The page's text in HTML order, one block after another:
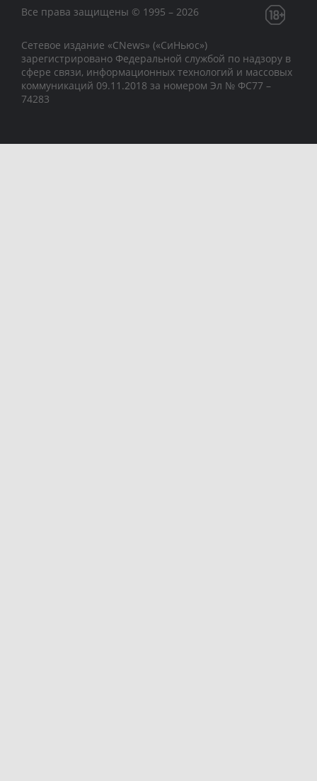
Все права защищены © 1995 – 2026
Сетевое издание «CNews» («СиНьюс»)
зарегистрировано Федеральной службой по надзору в
сфере связи, информационных технологий и массовых
коммуникаций 09.11.2018 за номером Эл № ФС77 –
74283